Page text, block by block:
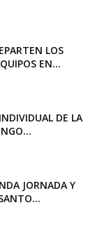
LOS
EN...
DE LA
JORNADA Y